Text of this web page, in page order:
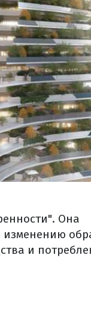
Она
изменению
и